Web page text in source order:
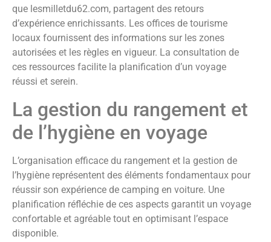
que lesmilletdu62.com, partagent des retours
d’expérience enrichissants. Les offices de tourisme
locaux fournissent des informations sur les zones
autorisées et les règles en vigueur. La consultation de
ces ressources facilite la planification d’un voyage
réussi et serein.
La gestion du rangement et
de l’hygiène en voyage
L’organisation efficace du rangement et la gestion de
l’hygiène représentent des éléments fondamentaux pour
réussir son expérience de camping en voiture. Une
planification réfléchie de ces aspects garantit un voyage
confortable et agréable tout en optimisant l’espace
disponible.